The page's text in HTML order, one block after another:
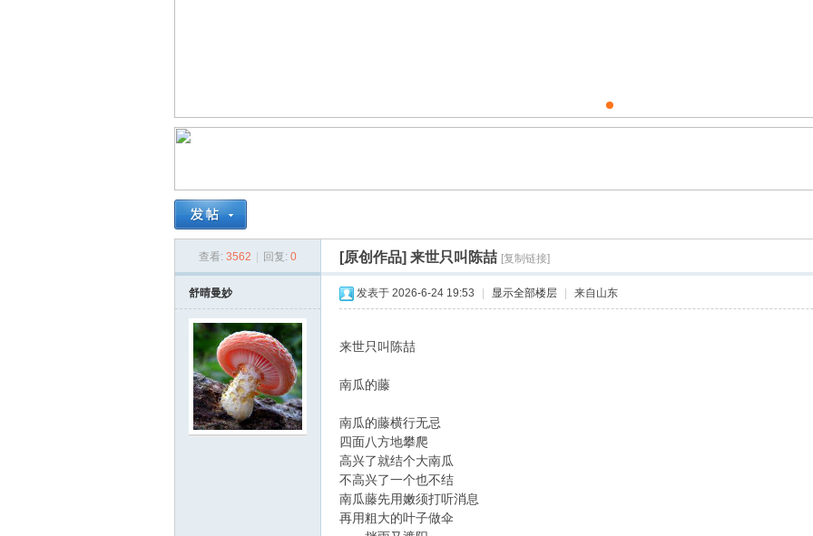
查看: 3562 回复: 0 [原创作品] 来世只叫陈喆 [复制链接]
舒晴曼妙 发表于 2026-6-24 19:53 显示全部楼层 来自山东
来世只叫陈喆
南瓜的藤
南瓜的藤横行无忌
四面八方地攀爬
高兴了就结个大南瓜
不高兴了一个也不结
南瓜藤先用嫩须打听消息
再用粗大的叶子做伞